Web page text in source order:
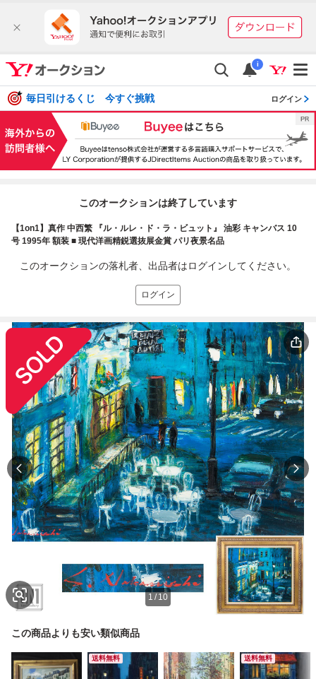
i
毎日引けるくじ 今すぐ挑戦 ログイン
このオークションは終了しています
【1on1】真作 中西繁 『ル・ルレ・ド・ラ・ビュット』 油彩 キャンバス 10
号 1995年 額装 ■ 現代洋画精鋭選抜展金賞 パリ夜景名品
このオークションの落札者、出品者はログインしてください。
ログイン
1 / 10
この商品よりも安い類似商品
送料無料 送料無料